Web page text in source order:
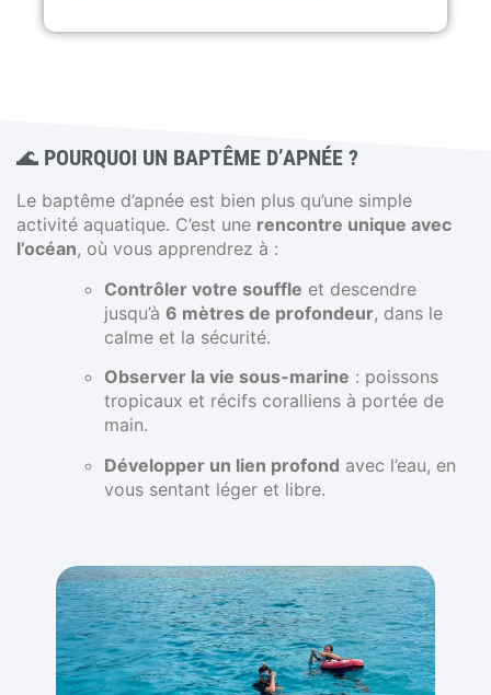
🌊 POURQUOI UN BAPTÊME D’APNÉE ?
Le baptême d’apnée est bien plus qu’une simple
activité aquatique. C’est une rencontre unique avec
l’océan, où vous apprendrez à :
Contrôler votre souffle et descendre
jusqu’à 6 mètres de profondeur, dans le
calme et la sécurité.
Observer la vie sous-marine : poissons
tropicaux et récifs coralliens à portée de
main.
Développer un lien profond avec l’eau, en
vous sentant léger et libre.